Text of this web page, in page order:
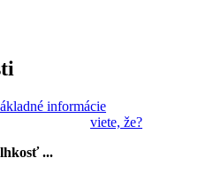
informácie
viete, že?
...